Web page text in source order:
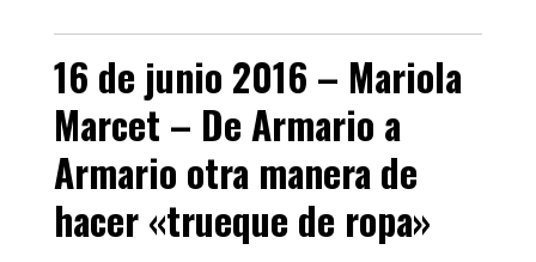
16 de junio 2016 – Mariola
Marcet – De Armario a
Armario otra manera de
hacer «trueque de ropa»